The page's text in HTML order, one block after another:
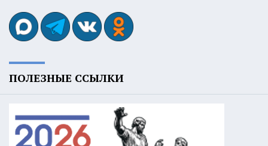
ПОЛЕЗНЫЕ ССЫЛКИ